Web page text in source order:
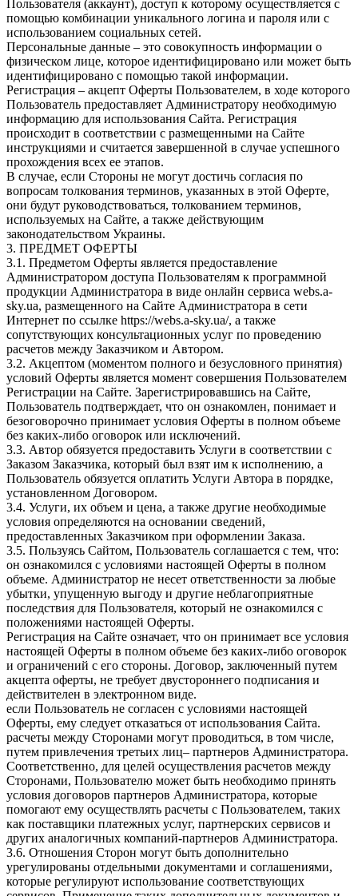
Пользователя (аккаунт), доступ к которому осуществляется с
помощью комбинации уникального логина и пароля или с
использованием социальных сетей.
Персональные данные – это совокупность информации о
физическом лице, которое идентифицировано или может быть
идентифицировано с помощью такой информации.
Регистрация – акцепт Оферты Пользователем, в ходе которого
Пользователь предоставляет Администратору необходимую
информацию для использования Сайта. Регистрация
происходит в соответствии с размещенными на Сайте
инструкциями и считается завершенной в случае успешного
прохождения всех ее этапов.
В случае, если Стороны не могут достичь согласия по
вопросам толкования терминов, указанных в этой Оферте,
они будут руководствоваться, толкованием терминов,
используемых на Сайте, а также действующим
законодательством Украины.
3. ПРЕДМЕТ ОФЕРТЫ
3.1. Предметом Оферты является предоставление
Администратором доступа Пользователям к программной
продукции Администратора в виде онлайн сервиса webs.a-
sky.ua, размещенного на Сайте Администратора в сети
Интернет по ссылке https://webs.a-sky.ua/, а также
сопутствующих консультационных услуг по проведению
расчетов между Заказчиком и Автором.
3.2. Акцептом (моментом полного и безусловного принятия)
условий Оферты является момент совершения Пользователем
Регистрации на Сайте. Зарегистрировавшись на Сайте,
Пользователь подтверждает, что он ознакомлен, понимает и
безоговорочно принимает условия Оферты в полном объеме
без каких-либо оговорок или исключений.
3.3. Автор обязуется предоставить Услуги в соответствии с
Заказом Заказчика, который был взят им к исполнению, а
Пользователь обязуется оплатить Услуги Автора в порядке,
установленном Договором.
3.4. Услуги, их объем и цена, а также другие необходимые
условия определяются на основании сведений,
предоставленных Заказчиком при оформлении Заказа.
3.5. Пользуясь Сайтом, Пользователь соглашается с тем, что:
он ознакомился с условиями настоящей Оферты в полном
объеме. Администратор не несет ответственности за любые
убытки, упущенную выгоду и другие неблагоприятные
последствия для Пользователя, который не ознакомился с
положениями настоящей Оферты.
Регистрация на Сайте означает, что он принимает все условия
настоящей Оферты в полном объеме без каких-либо оговорок
и ограничений с его стороны. Договор, заключенный путем
акцепта оферты, не требует двустороннего подписания и
действителен в электронном виде.
если Пользователь не согласен с условиями настоящей
Оферты, ему следует отказаться от использования Сайта.
расчеты между Сторонами могут проводиться, в том числе,
путем привлечения третьих лиц– партнеров Администратора.
Соответственно, для целей осуществления расчетов между
Сторонами, Пользователю может быть необходимо принять
условия договоров партнеров Администратора, которые
помогают ему осуществлять расчеты с Пользователем, таких
как поставщики платежных услуг, партнерских сервисов и
других аналогичных компаний-партнеров Администратора.
3.6. Отношения Сторон могут быть дополнительно
урегулированы отдельными документами и соглашениями,
которые регулируют использование соответствующих